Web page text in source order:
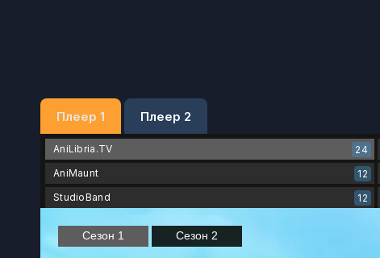
Плеер 1 Плеер 2
AniLibria.TV 24
AniMaunt
12
StudioBand
12